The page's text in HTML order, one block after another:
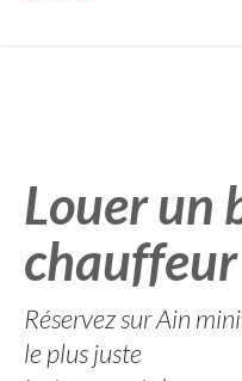
Louer un
Réservez sur Ain
le plus juste